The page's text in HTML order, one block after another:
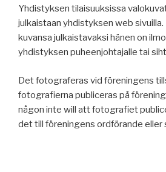
Yhdistyksen tilaisuuksissa
julkaistaan yhdistyksen web sivuilla.
kuvansa julkaistavaksi hänen on
yhdistyksen puheenjohtajalle tai
Det fotograferas vid föreningens
fotografierna publiceras på
någon inte will att fotografiet
det till föreningens ordförande eller